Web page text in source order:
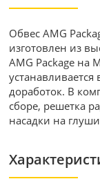
Обвес AMG
изготовлен из
AMG Package на
доработок. В
сборе, решетка
насадки на